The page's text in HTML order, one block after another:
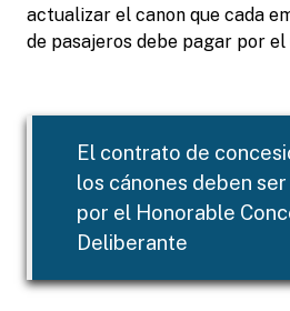
actualizar el canon que cada
de pasajeros debe pagar por el
El contrato de
los cánones deben
por el Honorable
Deliberante